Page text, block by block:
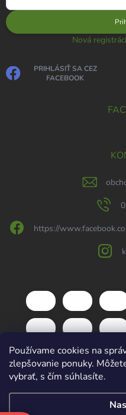
Používame cookies na
zlepšovanie ponuky.
vybrať, s čím súhlasíte.
Nová
PRIHLÁSIŤ SA CEZ
FACEBOOK
https://